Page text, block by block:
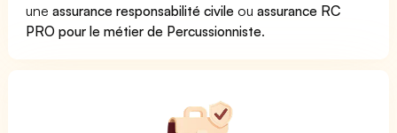
uneassurance responsabilité civile ouassurance RC
PRO pour le métier de Percussionniste.